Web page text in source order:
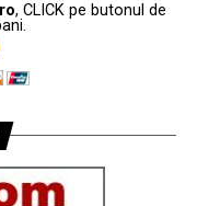
, CLICK pe butonul de